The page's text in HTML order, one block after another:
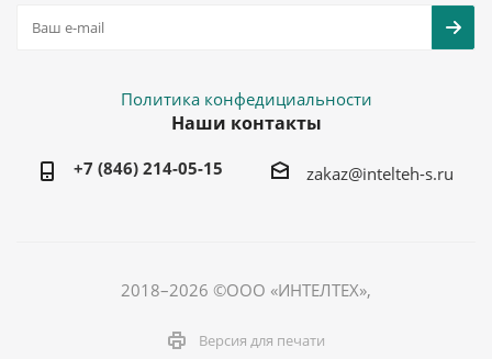
Политика конфедициальности
Наши контакты
+7 (846) 214-05-15 zakaz@intelteh-s.ru
2018–2026 ©ООО «ИНТЕЛТЕХ»,
Версия для печати